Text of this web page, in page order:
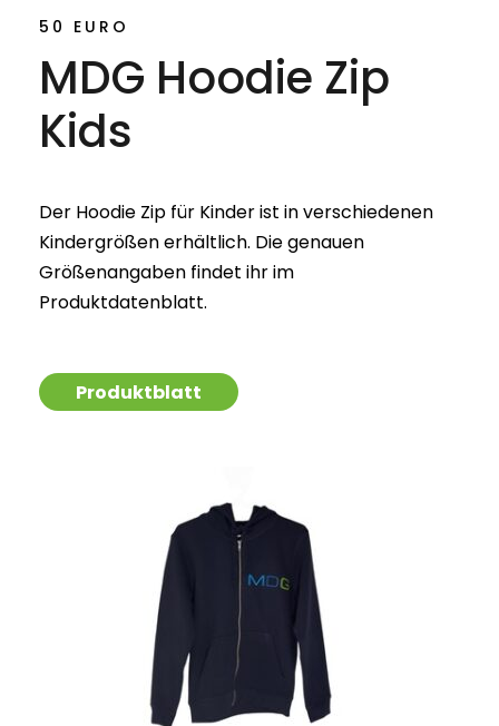
50 EURO
MDG Hoodie Zip
Kids
Der Hoodie Zip für Kinder ist in verschiedenen
Kindergrößen erhältlich. Die genauen
Größenangaben findet ihr im
Produktdatenblatt.
Produktblatt